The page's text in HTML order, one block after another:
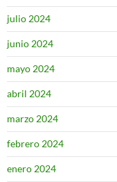
julio 2024
junio 2024
mayo 2024
abril 2024
marzo 2024
febrero 2024
enero 2024